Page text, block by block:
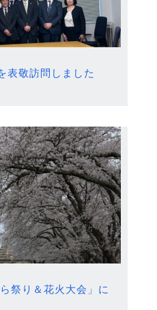
表敬訪問しました
祭り＆花火大会」に